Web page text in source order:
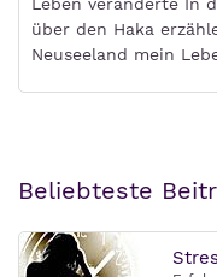
über den Haka
Neuseeland mein
Beliebteste